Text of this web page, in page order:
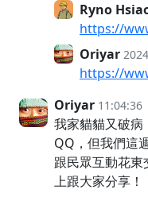
Ryno
https://
Oriyar
https://
Oriyar 11:04:36
我家貓貓又破病
QQ，但我們這
跟民眾互動花
上跟大家分享！